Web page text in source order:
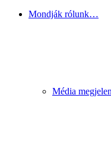
Mondják rólunk…
Média